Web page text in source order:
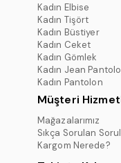
Kadın Elbise
Kadın Tişört
Kadın Büstiyer
Kadın Ceket
Kadın Gömlek
Kadın Jean
Kadın Pantolon
Müşteri
Mağazalarımız
Sıkça Sorulan
Kargom Nerede?